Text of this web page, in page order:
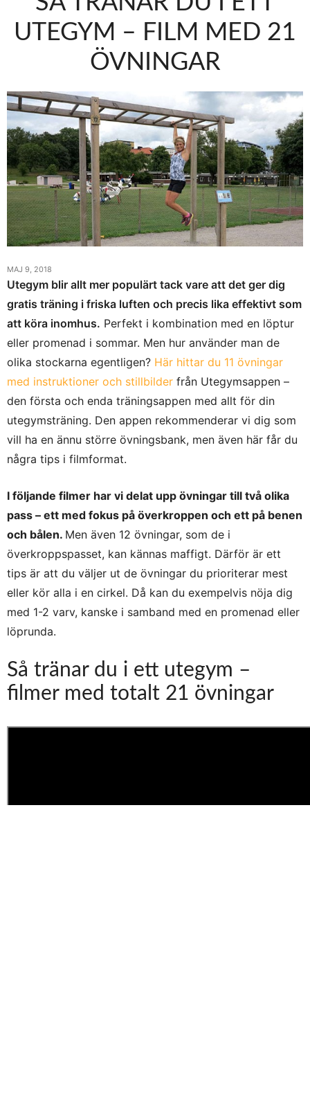
UTEGYM – FILM MED 21
ÖVNINGAR
MAJ 9, 2018
Utegym blir allt mer populärt tack vare att det ger dig
gratis träning i friska luften och precis lika effektivt som
att köra inomhus. Perfekt i kombination med en löptur
eller promenad i sommar. Men hur använder man de
olika stockarna egentligen? Här hittar du 11 övningar
med instruktioner och stillbilder från Utegymsappen –
den första och enda träningsappen med allt för din
utegymsträning. Den appen rekommenderar vi dig som
vill ha en ännu större övningsbank, men även här får du
några tips i filmformat.
I följande filmer har vi delat upp övningar till två olika
pass – ett med fokus på överkroppen och ett på benen
och bålen. Men även 12 övningar, som de i
överkroppspasset, kan kännas maffigt. Därför är ett
tips är att du väljer ut de övningar du prioriterar mest
eller kör alla i en cirkel. Då kan du exempelvis nöja dig
med 1-2 varv, kanske i samband med en promenad eller
löprunda.
Så tränar du i ett utegym –
filmer med totalt 21 övningar